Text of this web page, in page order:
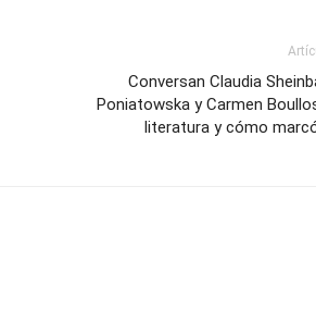
Conversan Claudia
Poniatowska y Carmen
literatura y cómo